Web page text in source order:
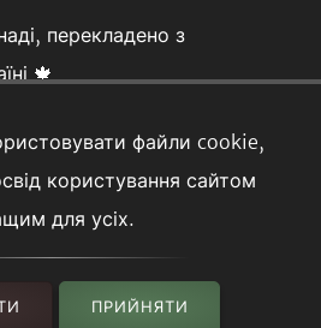
файли cookie,
користування сайтом
для усіх.
ПРИЙНЯТИ
перекладено з
🍁